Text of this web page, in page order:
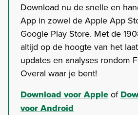
Download nu de snelle en
App in zowel de Apple App
Google Play Store. Met de
altijd op de hoogte van het
updates en analyses rondom
Overal waar je bent!
Download voor Apple of
voor Android